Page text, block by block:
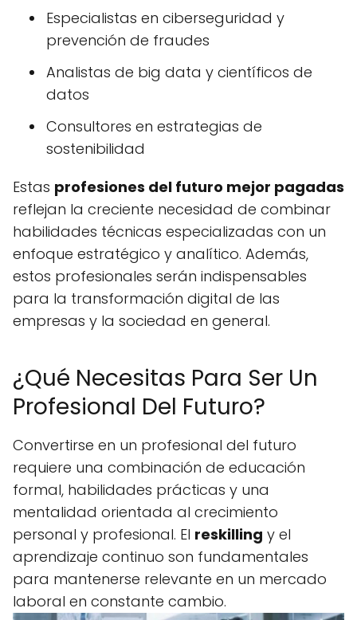
Especialistas en ciberseguridad y
prevención de fraudes
Analistas de big data y científicos de
datos
Consultores en estrategias de
sostenibilidad
Estas profesiones del futuro mejor pagadas
reflejan la creciente necesidad de combinar
habilidades técnicas especializadas con un
enfoque estratégico y analítico. Además,
estos profesionales serán indispensables
para la transformación digital de las
empresas y la sociedad en general.
¿Qué Necesitas Para Ser Un
Profesional Del Futuro?
Convertirse en un profesional del futuro
requiere una combinación de educación
formal, habilidades prácticas y una
mentalidad orientada al crecimiento
personal y profesional. El reskilling y el
aprendizaje continuo son fundamentales
para mantenerse relevante en un mercado
laboral en constante cambio.